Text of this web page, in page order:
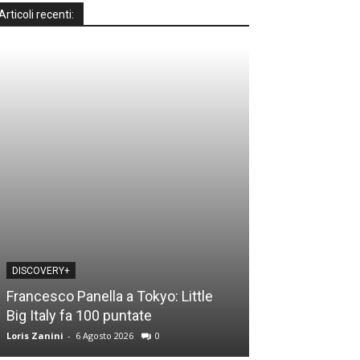
recenti:
DISCOVERY+
Francesco Panella a Tokyo: Little
Big Italy fa 100 puntate
Loris Zanini - 6 Agosto 2026 0